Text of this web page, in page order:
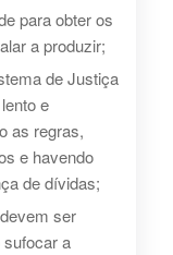
para obter os
a produzir;
de Justiça
e
as regras,
e havendo
de dívidas;
ser
a